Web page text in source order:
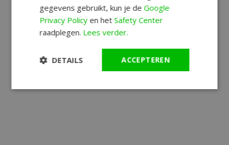
gegevens gebruikt, kun je deGoogle
Privacy Policyen hetSafety Center
raadplegen. Lees verder.
ACCEPTEREN
DETAILS